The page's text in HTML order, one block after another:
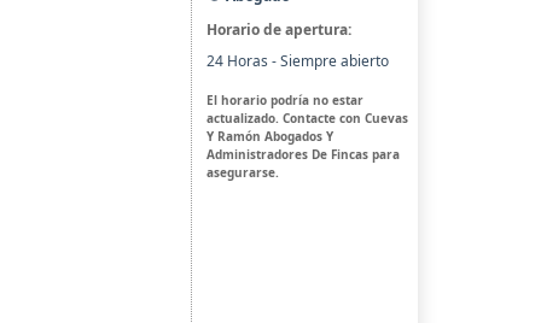
Horario de apertura:
24 Horas - Siempre abierto
El horario podría no estar
actualizado. Contacte con Cuevas
Y Ramón Abogados Y
Administradores De Fincas para
asegurarse.